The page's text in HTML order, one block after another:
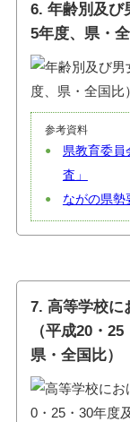
6. 年齢別及び
5年度、県・全
参考資料
県教育委員
査」
ながの県勢
7. 高等学校に
（平成20・
県・全国比）